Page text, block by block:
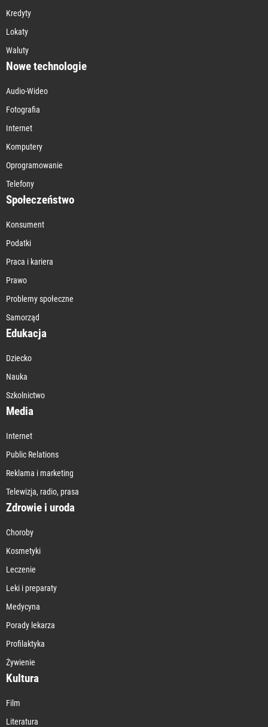
Kredyty
Lokaty
Waluty
Nowe technologie
Audio-Wideo
Fotografia
Internet
Komputery
Oprogramowanie
Telefony
Społeczeństwo
Konsument
Podatki
Praca i kariera
Prawo
Problemy społeczne
Samorząd
Edukacja
Dziecko
Nauka
Szkolnictwo
Media
Internet
Public Relations
Reklama i marketing
Telewizja, radio, prasa
Zdrowie i uroda
Choroby
Kosmetyki
Leczenie
Leki i preparaty
Medycyna
Porady lekarza
Profilaktyka
Żywienie
Kultura
Film
Literatura